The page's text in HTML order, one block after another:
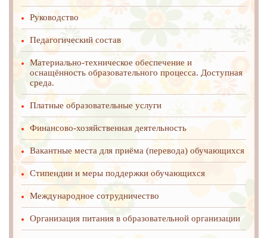
Руководство
Педагогический состав
Материально-техническое обеспечение и
оснащённость образовательного процесса. Доступная
среда.
Платные образовательные услуги
Финансово-хозяйственная деятельность
Вакантные места для приёма (перевода) обучающихся
Стипендии и меры поддержки обучающихся
Международное cотрудничество
Организация питания в образовательной организации